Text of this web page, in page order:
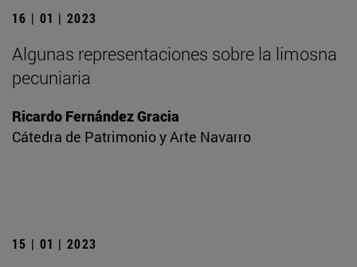
16 | 01 | 2023
Algunas representaciones sobre la limosna
pecuniaria
Ricardo Fernández Gracia
Cátedra de Patrimonio y Arte Navarro
15 | 01 | 2023